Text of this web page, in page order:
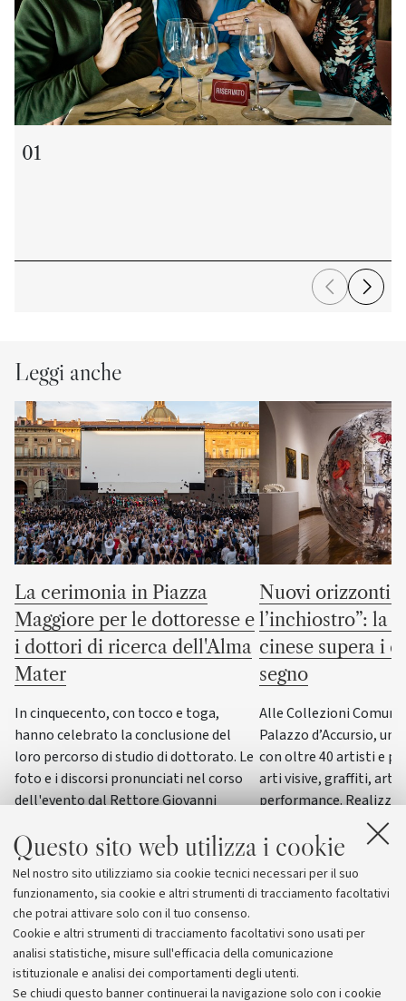
Questo sito web utilizza i cookie
Nel nostro sito utilizziamo sia cookie tecnici necessari per il suo
funzionamento, sia cookie e altri strumenti di tracciamento facoltativi
che potrai attivare solo con il tuo consenso.
Cookie e altri strumenti di tracciamento facoltativi sono usati per
analisi statistiche, misure sull'efficacia della comunicazione
istituzionale e analisi dei comportamenti degli utenti.
Se chiudi questo banner continuerai la navigazione solo con i cookie
01
Leggi anche
La cerimonia in Piazza
Maggiore per le dottoresse e
i dottori di ricerca dell'Alma
Mater
In cinquecento, con tocco e toga,
hanno celebrato la conclusione del
loro percorso di studio di dottorato. Le
foto e i discorsi pronunciati nel corso
dell'evento dal Rettore Giovanni
Elisabetta Tola e dal genetista Guido
Barbujani
Nuovi orizzonti
l’inchiostro”: la
cinese supera i
segno
Alle Collezioni
Palazzo d’Accursio,
con oltre 40 artisti e
arti visive, graffiti, arti
performance.
del progetto “ERC
dall’Università di
esposizione di questo